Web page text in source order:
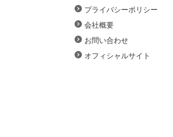
プライバシーポリシー
会社概要
お問い合わせ
オフィシャルサイト